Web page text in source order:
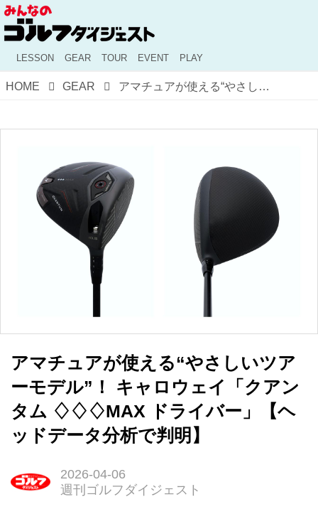
LESSON GEAR TOUR EVENT PLAY
HOME GEAR アマチュアが使える“やさしいツアーモデル”！ キャロウェイ「クアンタム ♢♢♢MAX ドライバー」【ヘッドデータ分析で判明】
アマチュアが使える“やさしいツア
ーモデル”！ キャロウェイ「クアン
タム ♢♢♢MAX ドライバー」【ヘ
ッドデータ分析で判明】
2026-04-06
週刊ゴルフダイジェスト